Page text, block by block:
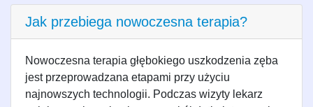
Jak przebiega nowoczesna terapia?
Nowoczesna terapia głębokiego uszkodzenia zęba
jest przeprowadzana etapami przy użyciu
najnowszych technologii. Podczas wizyty lekarz